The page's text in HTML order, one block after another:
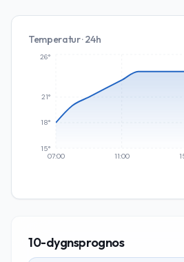
Temperatur · 24h
07:00 11:00
15°
18°
21°
26°
10-dygnsprognos